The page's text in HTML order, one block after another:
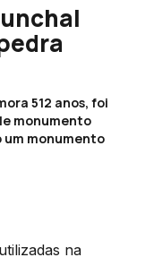
512 anos, foi
monumento
um monumento
na